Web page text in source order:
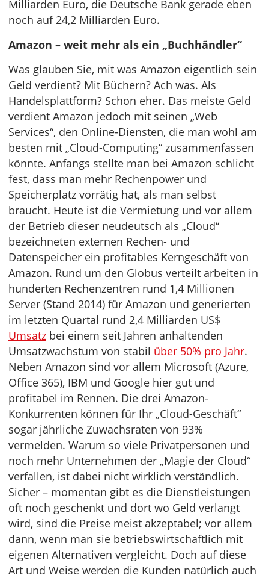
Milliarden Euro, die Deutsche Bank gerade eben
noch auf 24,2 Milliarden Euro.
Amazon – weit mehr als ein „Buchhändler“
Was glauben Sie, mit was Amazon eigentlich sein
Geld verdient? Mit Büchern? Ach was. Als
Handelsplattform? Schon eher. Das meiste Geld
verdient Amazon jedoch mit seinen „Web
Services“, den Online-Diensten, die man wohl am
besten mit „Cloud-Computing“ zusammenfassen
könnte. Anfangs stellte man bei Amazon schlicht
fest, dass man mehr Rechenpower und
Speicherplatz vorrätig hat, als man selbst
braucht. Heute ist die Vermietung und vor allem
der Betrieb dieser neudeutsch als „Cloud“
bezeichneten externen Rechen- und
Datenspeicher ein profitables Kerngeschäft von
Amazon. Rund um den Globus verteilt arbeiten in
hunderten Rechenzentren rund 1,4 Millionen
Server (Stand 2014) für Amazon und generierten
im letzten Quartal rund 2,4 Milliarden US$
Umsatz bei einem seit Jahren anhaltenden
Umsatzwachstum von stabil über 50% pro Jahr.
Neben Amazon sind vor allem Microsoft (Azure,
Office 365), IBM und Google hier gut und
profitabel im Rennen. Die drei Amazon-
Konkurrenten können für Ihr „Cloud-Geschäft“
sogar jährliche Zuwachsraten von 93%
vermelden. Warum so viele Privatpersonen und
noch mehr Unternehmen der „Magie der Cloud“
verfallen, ist dabei nicht wirklich verständlich.
Sicher – momentan gibt es die Dienstleistungen
oft noch geschenkt und dort wo Geld verlangt
wird, sind die Preise meist akzeptabel; vor allem
dann, wenn man sie betriebswirtschaftlich mit
eigenen Alternativen vergleicht. Doch auf diese
Art und Weise werden die Kunden natürlich auch